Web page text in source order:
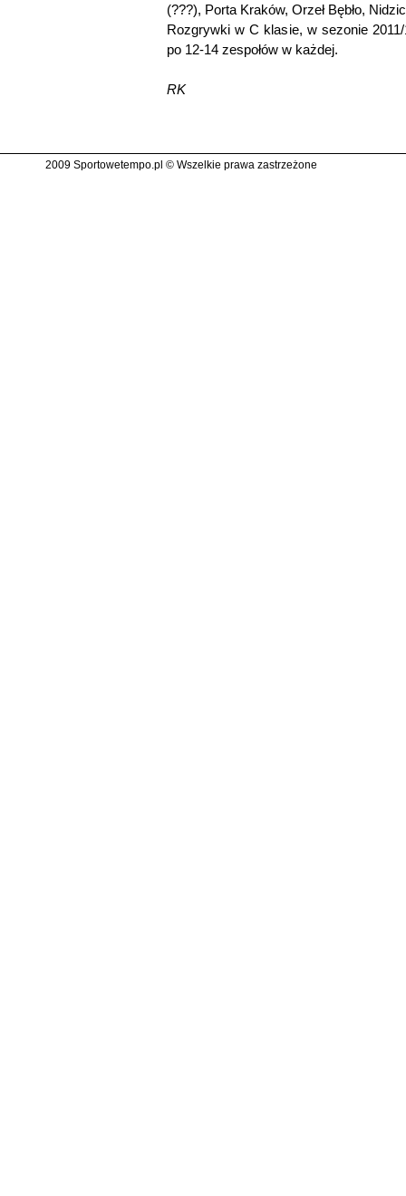
(???), Porta Kraków, Orzeł Bębło,
Rozgrywki w C klasie, w sezonie
po 12-14 zespołów w każdej.
RK
2009 Sportowetempo.pl © Wszelkie prawa zastrzeżone